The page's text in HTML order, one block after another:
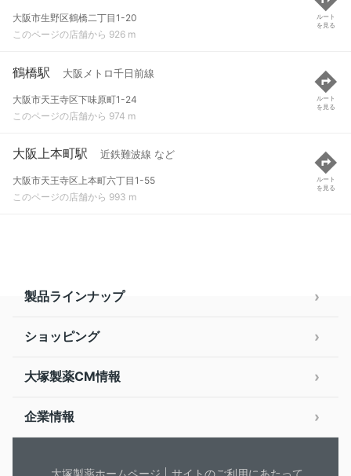
大阪市生野区鶴橋二丁目1-20
このページの店舗から 926 m
ルート
を見る
鶴橋駅 大阪メトロ千日前線
大阪市天王寺区下味原町1-24
このページの店舗から 974 m
ルート
を見る
大阪上本町駅 近鉄難波線 など
大阪市天王寺区上本町六丁目1-55
このページの店舗から 993 m
ルート
を見る
製品ラインナップ
ショッピング
大塚製薬CM情報
企業情報